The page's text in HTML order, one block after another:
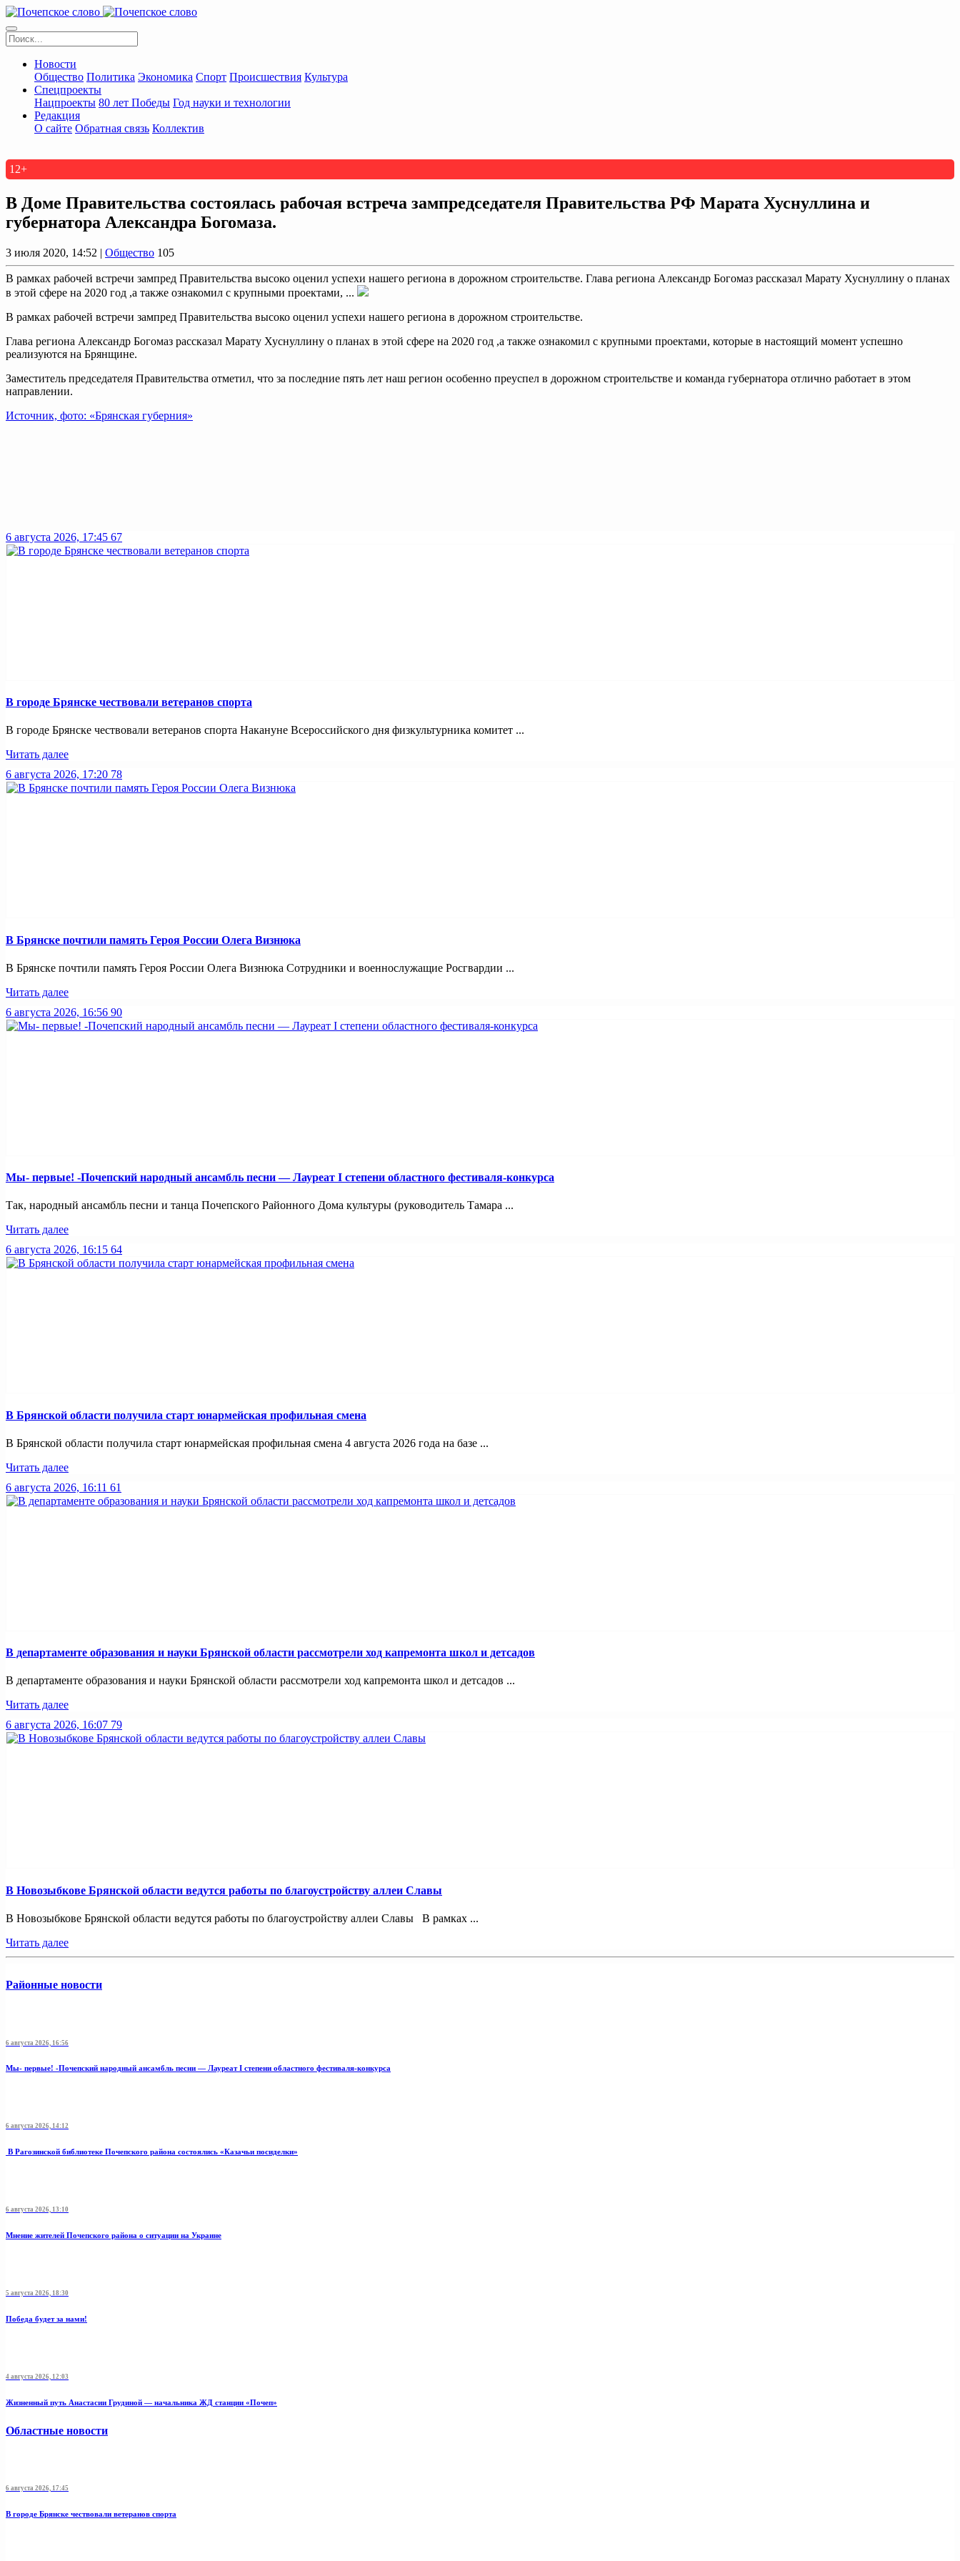
Новости
Общество Политика Экономика Спорт Происшествия Культура
Спецпроекты
Нацпроекты 80 лет Победы Год науки и технологии
Редакция
О сайте Обратная связь Коллектив
12+
В Доме Правительства состоялась рабочая встреча зампредседателя Правительства РФ Марата Хуснуллина и
губернатора Александра Богомаза.
3 июля 2020, 14:52 | Общество 105
В рамках рабочей встречи зампред Правительства высоко оценил успехи нашего региона в дорожном строительстве. Глава региона Александр Богомаз рассказал Марату Хуснуллину о планах
в этой сфере на 2020 год ,а также ознакомил с крупными проектами, ...
В рамках рабочей встречи зампред Правительства высоко оценил успехи нашего региона в дорожном строительстве.
Глава региона Александр Богомаз рассказал Марату Хуснуллину о планах в этой сфере на 2020 год ,а также ознакомил с крупными проектами, которые в настоящий момент успешно
реализуются на Брянщине.
Заместитель председателя Правительства отметил, что за последние пять лет наш регион особенно преуспел в дорожном строительстве и команда губернатора отлично работает в этом
направлении.
Источник, фото: «Брянская губерния»
6 августа 2026, 17:45 67
В городе Брянске чествовали ветеранов спорта
В городе Брянске чествовали ветеранов спорта Накануне Всероссийского дня физкультурника комитет ...
Читать далее
6 августа 2026, 17:20 78
В Брянске почтили память Героя России Олега Визнюка
В Брянске почтили память Героя России Олега Визнюка Сотрудники и военнослужащие Росгвардии ...
Читать далее
6 августа 2026, 16:56 90
Мы- первые! -Почепский народный ансамбль песни — Лауреат I степени областного фестиваля-конкурса
Так, народный ансамбль песни и танца Почепского Районного Дома культуры (руководитель Тамара ...
Читать далее
6 августа 2026, 16:15 64
В Брянской области получила старт юнармейская профильная смена
В Брянской области получила старт юнармейская профильная смена 4 августа 2026 года на базе ...
Читать далее
6 августа 2026, 16:11 61
В департаменте образования и науки Брянской области рассмотрели ход капремонта школ и детсадов
В департаменте образования и науки Брянской области рассмотрели ход капремонта школ и детсадов ...
Читать далее
6 августа 2026, 16:07 79
В Новозыбкове Брянской области ведутся работы по благоустройству аллеи Славы
В Новозыбкове Брянской области ведутся работы по благоустройству аллеи Славы В рамках ...
Читать далее
Районные новости
6 августа 2026, 16:56
Мы- первые! -Почепский народный ансамбль песни — Лауреат I степени областного фестиваля-конкурса
6 августа 2026, 14:12
В Рагозинской библиотеке Почепского района состоялись «Казачьи посиделки»
6 августа 2026, 13:10
Мнение жителей Почепского района о ситуации на Украине
5 августа 2026, 18:30
Победа будет за нами!
4 августа 2026, 12:03
Жизненный путь Анастасии Грудиной — начальника ЖД станции «Почеп»
Областные новости
6 августа 2026, 17:45
В городе Брянске чествовали ветеранов спорта